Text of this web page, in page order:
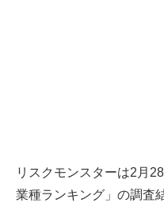
リスクモンスターは2月
業種ランキング」の調査